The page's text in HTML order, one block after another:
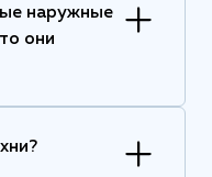
наружные
они